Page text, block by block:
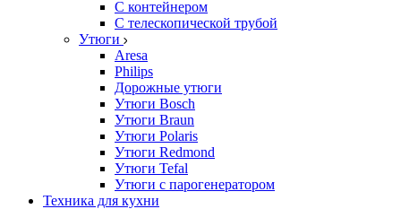
С контейнером
С телескопической трубой
Утюги
Aresa
Philips
Дорожные утюги
Утюги Bosch
Утюги Braun
Утюги Polaris
Утюги Redmond
Утюги Tefal
Утюги с парогенератором
Техника для кухни